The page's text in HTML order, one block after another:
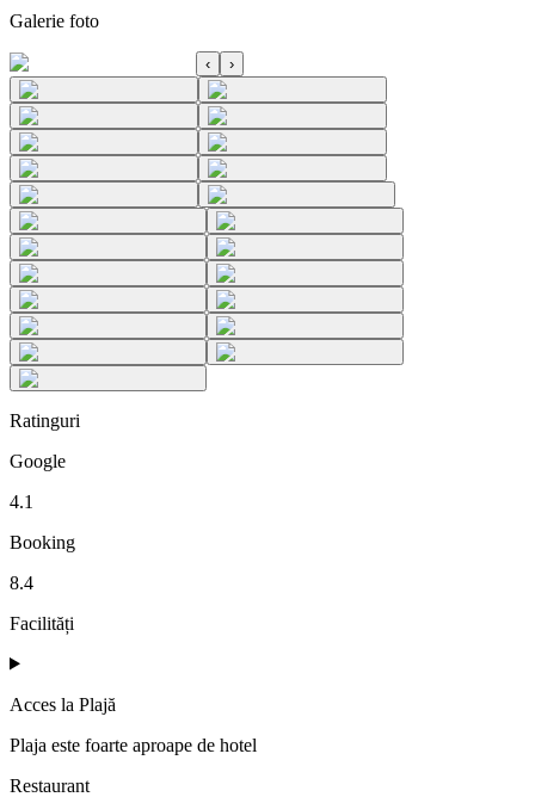
Galerie foto
‹ ›
Ratinguri
Google
4.1
Booking
8.4
Facilități
Acces la Plajă
Plaja este foarte aproape de hotel
Restaurant